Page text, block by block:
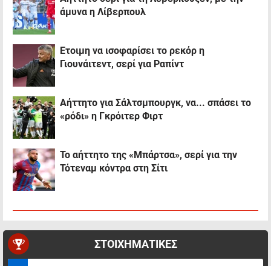
άμυνα η Λίβερπουλ
Έτοιμη να ισοφαρίσει το ρεκόρ η
Γιουνάιτεντ, σερί για Ραπίντ
Αήττητο για Σάλτσμπουργκ, να... σπάσει το
«ρόδι» η Γκρόιτερ Φιρτ
Το αήττητο της «Μπάρτσα», σερί για την
Τότεναμ κόντρα στη Σίτι
ΣΤΟΙΧΗΜΑΤΙΚΕΣ